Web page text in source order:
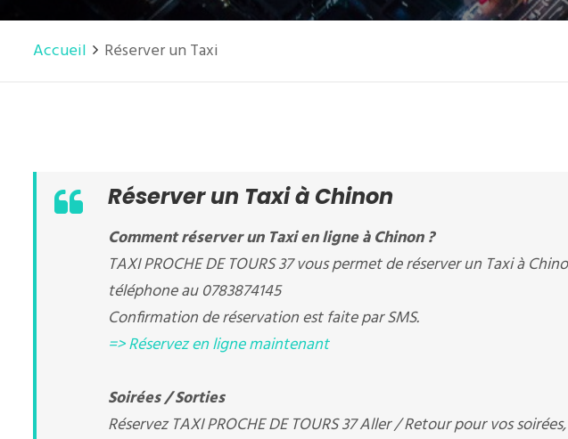
Accueil Réserver un Taxi
Réserver un Taxi à Chinon
Comment réserver un Taxi en ligne à Chinon ?
TAXI PROCHE DE TOURS 37 vous permet de réserver un Taxi à
téléphone au 0783874145
Confirmation de réservation est faite par SMS.
=> Réservez en ligne maintenant
Soirées / Sorties
Réservez TAXI PROCHE DE TOURS 37 Aller / Retour pour vos